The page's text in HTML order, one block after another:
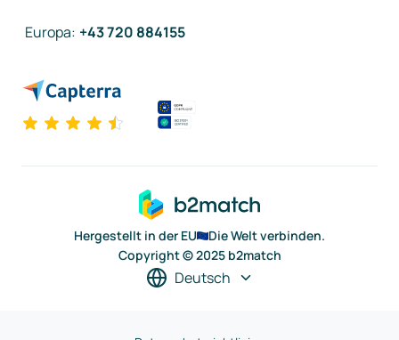
Europa: +43 720 884155
Hergestellt in der EU
Die Welt verbinden.
Copyright © 2025 b2match
Deutsch